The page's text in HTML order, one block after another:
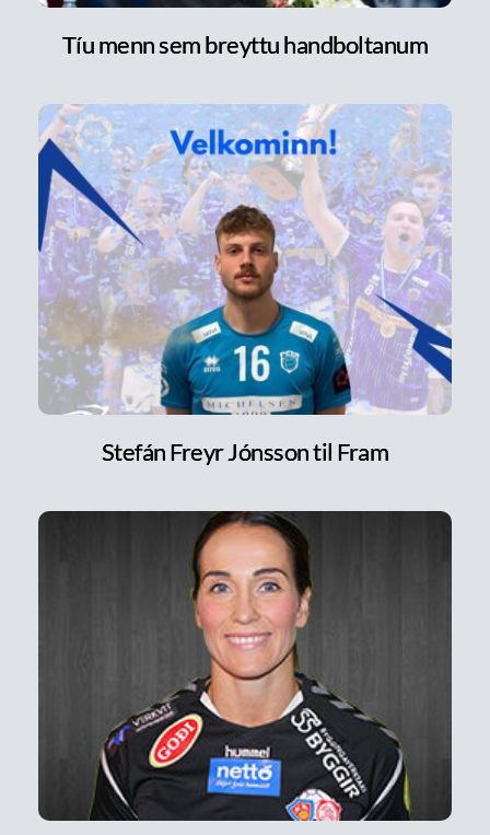
Tíu menn sem breyttu handboltanum
Stefán Freyr Jónsson til Fram